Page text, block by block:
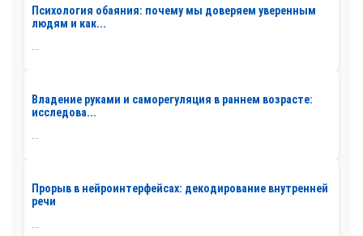
Психология обаяния: почему мы доверяем уверенным
людям и как...
...
Владение руками и саморегуляция в раннем возрасте:
исследова...
...
Прорыв в нейроинтерфейсах: декодирование внутренней
речи